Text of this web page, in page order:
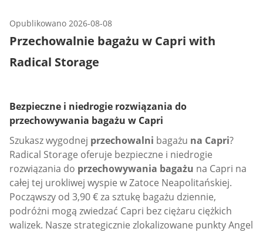
Opublikowano 2026-08-08
Przechowalnie bagażu w Capri with
Radical Storage
Bezpieczne i niedrogie rozwiązania do
przechowywania bagażu w Capri
Szukasz wygodnej przechowalni bagażu na Capri?
Radical Storage oferuje bezpieczne i niedrogie
rozwiązania do przechowywania bagażu na Capri na
całej tej urokliwej wyspie w Zatoce Neapolitańskiej.
Począwszy od 3,90 € za sztukę bagażu dziennie,
podróżni mogą zwiedzać Capri bez ciężaru ciężkich
walizek. Nasze strategicznie zlokalizowane punkty Angel